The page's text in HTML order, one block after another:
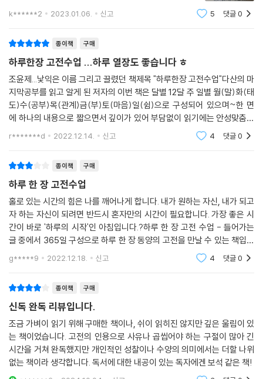
다/삶을 바꾸는 데 시간만큼 훌륭한 자원은 없다/과하게 주어진 행운은 어
『신독, 혼자 있는 시간의 힘』
머리말 | 나를 회복하는 혼자만의 시간
제1장. 내가 가장 경외하는 존재는 나 자신이다
신기독야愼其獨也
인간에게는 누구나 자신만의 여백이 있다
긍지는 내가 나의 주인이 되었을 때 주어진다
지금의 모습은 지금의 마음을 비춘 거울이다
떠도는 마음을 붙잡고 싶다면 잠시 머무르라
너무 빠르게 걸으면 풍경을 놓치게 된다
나에게 보내는 간절한 기도처럼 침묵하라
공부란 삶의 모든 순간마다 생각을 놓지 않는 것이다
소소한 하루를 정성껏 쌓다 보면 위대함에 도달한다
제2장. 사람은 고개를 돌릴수록 성장한다
반구저기反求諸己
지나온 길을 돌아볼 수 있어야 앞으로 나아갈 수 있다
주변이 어지럽다면 내가 어수선하지 않은지 돌아보라
인간을 변하게 만드는 유일한 계기는 반성이다
오늘을 돌아보지 못하면서 내일이 온다고 하지 말라
화요일│ 태도(態度), 나를 바로 세운다
목요일│ 관계(關係), 일도 사람도 얻는 법을 깨닫는다
금요일│ 부(富), 부의 그릇을 키운다
토요일│ 마음(心), 쌓인 마음의 독을 해소한다
일요일│ 쉼(休), 삶에 평안함을 가져오는 지혜를 쌓는다
7가지 주제마다 담긴 한 줄의 고전과 저자의 메시지는 짧고 강렬하며 깊은
“사람들은 산에 걸려 넘어지지 않지만
개미 언덕에 걸려 넘어진다.”
_『여씨춘추』(呂氏春秋)
매일 하는 일은 작은 일로 보이지만, 실상은 가장 중요한 일이다. 그리고 자
tine)이라고 한다. ‘판에 박힌’, ‘타성적인’이라는 뜻이다. 이 루틴이 지루하
다. 작은 일은 사소한 일이 아니다. 큰일을 이루는 시작이다.
人之情不蹶於山 而蹶於?
인지정부궐어산 이궐어질
7가지 주제를 보면 알 수 있듯이 고전은 삶의 모든 분야에 도움이 되는 지
혜를 준다. 단순히 옛날이야기가 아니라 지금 이 순간에 가장 실천적이며
새해를 맞이하여 매번 실천하는 것이 있습니다.바로 새해
k******2 2023.01.06. 신고 5 댓글0
종이책 구매
하루한장 고전수업 ...하루 열장도 좋습니다 ㅎ
조윤제...낯익은 이름 그리고 끌렸던 책제목 "하루한장 고전수업"다산의 마
지막공부를 읽고 알게 된 저자의 이번 책은 달별 12달 주 일별 월(말)화(태
도)수(공부)목(관계)금(부)토(마음)일(쉼)으로 구성되어 있으며~한 면
에 하나의 내용으로 짧으면서 깊이가 있어 부담없이 읽기에는 안성맞춤이
다 커피한잔에 몇페이지는 순식간에 넘어간다ㅎ 무엇보다 고전에서 발췌
r*******d 2022.12.14. 신고 4 댓글0
종이책 구매
하루 한 장 고전수업
홀로 있는 시간의 힘은 나를 깨어나게 합니다. 내가 원하는 자신, 내가 되고
자 하는 자신이 되려면 반드시 혼자만의 시간이 필요합니다. 가장 좋은 시
간이 바로 '하루의 시작'인 아침입니다.?하루 한 장 고전 수업 - 들어가는
글 중에서 365일 구성으로 하루 한 장 동양의 고전을 만날 수 있는 책입니
다. 새해 나를 바로 세우고 다독이고 싶으신 분들에게 스며들며 변화를 이
끌어줄 책이
g*****9 2022.12.18. 신고 4 댓글0
종이책 구매
신독 완독 리뷰입니다.
조금 가벼이 읽기 위해 구매한 책이나, 쉬이 읽히진 않지만 깊은 울림이 있
는 책이었습니다. 고전의 인용으로 사유나 곱씹어야 하는 구절이 많아 긴
시간을 거쳐 완독했지만 개인적인 성찰이나 수양의 의미에서는 더할 나위
없는 책이라 생각합니다. 독서에 대한 내공이 있는 독자에겐 보석 같은 책!